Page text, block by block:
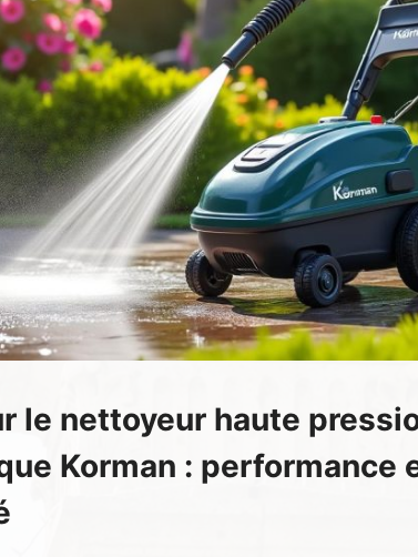
le nettoyeur haute
Korman : performance